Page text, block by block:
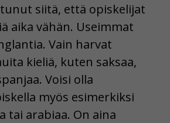
siitä, että opiskelijat
aika vähän. Useimmat
Vain harvat
kieliä, kuten saksaa,
Voisi olla
myös esimerkiksi
tai arabiaa. On aina